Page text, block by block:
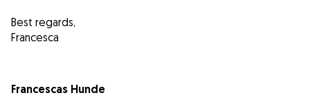
Best regards,
Francesca
Francescas Hunde